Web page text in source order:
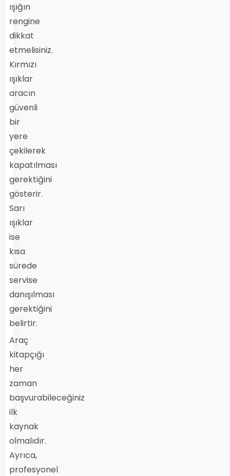
ışığın
rengine
dikkat
etmelisiniz.
Kırmızı
ışıklar
aracın
güvenli
bir
yere
çekilerek
kapatılması
gerektiğini
gösterir.
Sarı
ışıklar
ise
kısa
sürede
servise
danışılması
gerektiğini
belirtir.
Araç
kitapçığı
her
zaman
başvurabileceğiniz
ilk
kaynak
olmalıdır.
Ayrıca,
profesyonel